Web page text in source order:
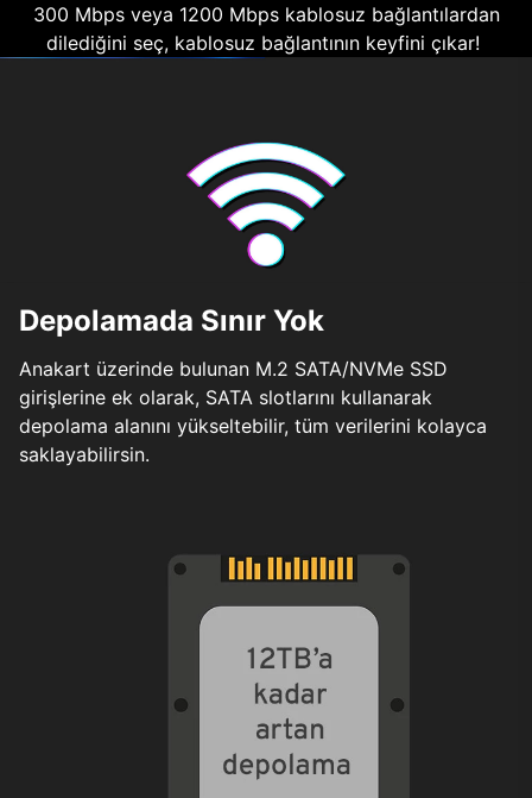
300 Mbps veya 1200 Mbps kablosuz bağlantılardan
dilediğini seç, kablosuz bağlantının keyfini çıkar!
Depolamada Sınır Yok
Anakart üzerinde bulunan M.2 SATA/NVMe SSD
girişlerine ek olarak, SATA slotlarını kullanarak
depolama alanını yükseltebilir, tüm verilerini kolayca
saklayabilirsin.